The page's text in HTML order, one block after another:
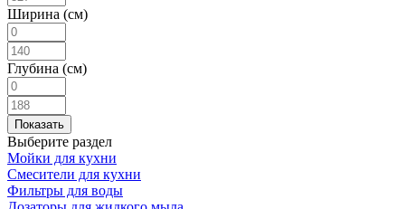
Ширина (см)
Глубина (см)
Выберите раздел
Мойки для кухни
Смесители для кухни
Фильтры для воды